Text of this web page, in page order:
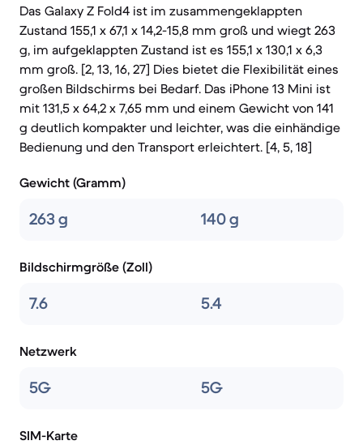
Das Galaxy Z Fold4 ist im zusammengeklappten
Zustand 155,1 x 67,1 x 14,2-15,8 mm groß und wiegt 263
g, im aufgeklappten Zustand ist es 155,1 x 130,1 x 6,3
mm groß. [2, 13, 16, 27] Dies bietet die Flexibilität eines
großen Bildschirms bei Bedarf. Das iPhone 13 Mini ist
mit 131,5 x 64,2 x 7,65 mm und einem Gewicht von 141
g deutlich kompakter und leichter, was die einhändige
Bedienung und den Transport erleichtert. [4, 5, 18]
Gewicht (Gramm)
263 g 140 g
Bildschirmgröße (Zoll)
7.6 5.4
Netzwerk
5G 5G
SIM-Karte